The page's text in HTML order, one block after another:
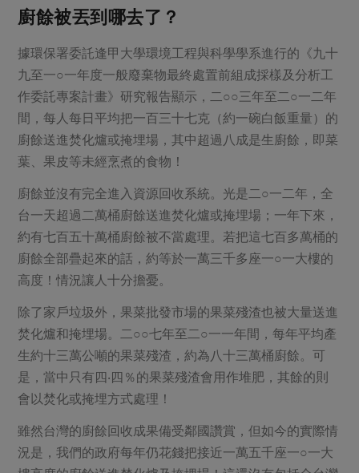
居家好物
美妝保養 個人清潔
家庭清潔 織品
日用品 圖書禮品
防災用品
優惠專區
素食專區
樂齡友善
飲品
主題食譜
異國料理
年菜食譜
養身食補
節慶大餐
高麗菜海鮮煎餅
30%rPET紅烏龍茶
2024農業發展計畫年度報告
把最好的台灣味帶回家！
公益金
生活者e週報
綠主張月刊
典藏閱覽室
合作社法規
社務專區
選舉專區
最新消息
媒體報導
下載專區
地區活動
社務會議
活動報下載
廚餘被丟到哪去了？
據環保署委託逢甲大學環境工程與科學學系進行的《九十
九至一○一年度一般廢棄物最終處置前組成採樣及分析工
作委託專案計畫》研究報告顯示，二○○三年至二○一二年
間，每人每日平均把一百三十七克（約一碗白飯重量）的
廚餘送進焚化爐或掩埋場，其中超過八成是生廚餘，即菜
葉、果皮等未經烹煮的食物！
廚餘並沒有完全進入資源回收系統。光是二○一二年，全
台一天超過二萬桶廚餘送進焚化爐或掩埋場；一年下來，
約有七百五十萬桶廚餘被不當處理。若把這七百多萬桶的
廚餘全部疊起來的話，約等於一萬三千多座一○一大樓的
高度！情況讓人十分擔憂。
除了家戶垃圾外，果菜批發市場的果菜殘渣也被大量送進
焚化爐和掩埋場。二○○七年至二○一一年間，每年平均產
生約十三萬公噸的果菜殘渣，約為八十三萬桶廚餘。可
是，當中只有四‧四％的果菜殘渣會用作堆肥，其餘的則
會以焚化或掩埋方式處理！
雖然台灣的廚餘回收成果備受鄰國讚賞，但如今的實際情
況是，我們的政府每年仍花錢把接近一萬五千座一○一大